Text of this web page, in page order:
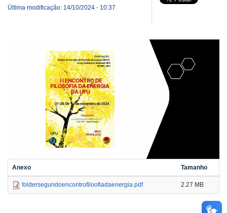
Última modificação: 14/10/2024 - 10:37
Anexo Tamanho
foldersegundoencontrofiloofiadaenergia.pdf 2.27 MB